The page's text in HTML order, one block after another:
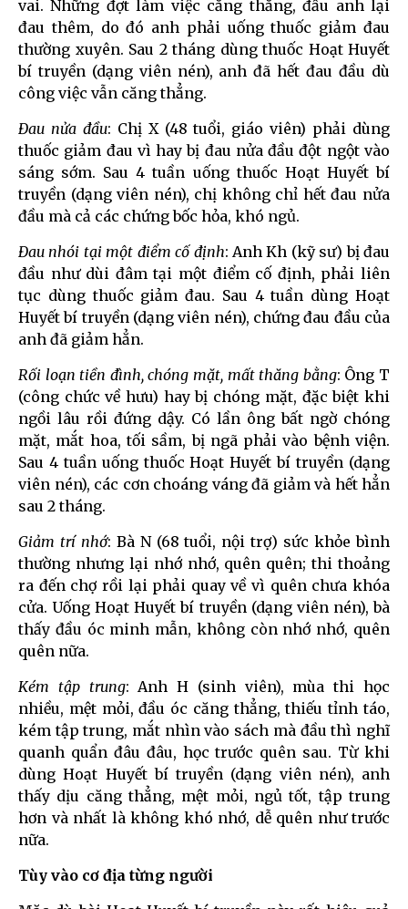
vai. Những đợt làm việc căng thẳng, đầu anh lại
đau thêm, do đó anh phải uống thuốc giảm đau
thường xuyên. Sau 2 tháng dùng thuốc Hoạt Huyết
bí truyền (dạng viên nén), anh đã hết đau đầu dù
công việc vẫn căng thẳng.
Đau nửa đầu: Chị X (48 tuổi, giáo viên) phải dùng
thuốc giảm đau vì hay bị đau nửa đầu đột ngột vào
sáng sớm. Sau 4 tuần uống thuốc Hoạt Huyết bí
truyền (dạng viên nén), chị không chỉ hết đau nửa
đầu mà cả các chứng bốc hỏa, khó ngủ.
Đau nhói tại một điểm cố định: Anh Kh (kỹ sư) bị đau
đầu như dùi đâm tại một điểm cố định, phải liên
tục dùng thuốc giảm đau. Sau 4 tuần dùng Hoạt
Huyết bí truyền (dạng viên nén), chứng đau đầu của
anh đã giảm hẳn.
Rối loạn tiền đình, chóng mặt, mất thăng bằng: Ông T
(công chức về hưu) hay bị chóng mặt, đặc biệt khi
ngồi lâu rồi đứng dậy. Có lần ông bất ngờ chóng
mặt, mắt hoa, tối sầm, bị ngã phải vào bệnh viện.
Sau 4 tuần uống thuốc Hoạt Huyết bí truyền (dạng
viên nén), các cơn choáng váng đã giảm và hết hẳn
sau 2 tháng.
Giảm trí nhớ: Bà N (68 tuổi, nội trợ) sức khỏe bình
thường nhưng lại nhớ nhớ, quên quên; thi thoảng
ra đến chợ rồi lại phải quay về vì quên chưa khóa
cửa. Uống Hoạt Huyết bí truyền (dạng viên nén), bà
thấy đầu óc minh mẫn, không còn nhớ nhớ, quên
quên nữa.
Kém tập trung: Anh H (sinh viên), mùa thi học
nhiều, mệt mỏi, đầu óc căng thẳng, thiếu tỉnh táo,
kém tập trung, mắt nhìn vào sách mà đầu thì nghĩ
quanh quẩn đâu đâu, học trước quên sau. Từ khi
dùng Hoạt Huyết bí truyền (dạng viên nén), anh
thấy dịu căng thẳng, mệt mỏi, ngủ tốt, tập trung
hơn và nhất là không khó nhớ, dễ quên như trước
nữa.
Tùy vào cơ địa từng người